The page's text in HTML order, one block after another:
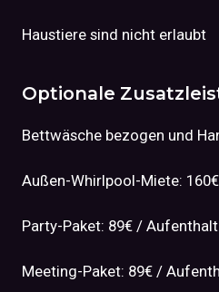
Haustiere sind nicht erlaubt
Optionale
Bettwäsche bezogen und
Außen-Whirlpool-Miete:
Party-Paket: 89€ / Aufenthalt
Meeting-Paket: 89€ /